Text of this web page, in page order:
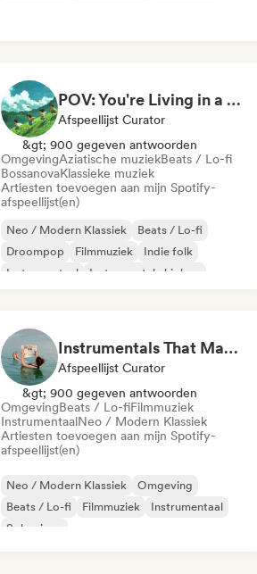
POV: You're Living in a Studio Ghibli Movie 🌱 Neo-Classical Piano & Dream Pop
Afspeellijst Curator
&gt; 900 gegeven antwoorden
OmgevingAziatische muziekBeats / Lo-fi
BossanovaKlassieke muziek
Artiesten toevoegen aan mijn Spotify-
afspeellijst(en)
Neo / Modern Klassiek
Beats / Lo-fi
Droompop
Filmmuziek
Indie folk
Instrumentaal
Instrumentale hiphop
Instrumentals That Make You Feel Like Floating
Afspeellijst Curator
&gt; 900 gegeven antwoorden
OmgevingBeats / Lo-fiFilmmuziek
InstrumentaalNeo / Modern Klassiek
Artiesten toevoegen aan mijn Spotify-
afspeellijst(en)
Neo / Modern Klassiek
Omgeving
Beats / Lo-fi
Filmmuziek
Instrumentaal
Solo piano